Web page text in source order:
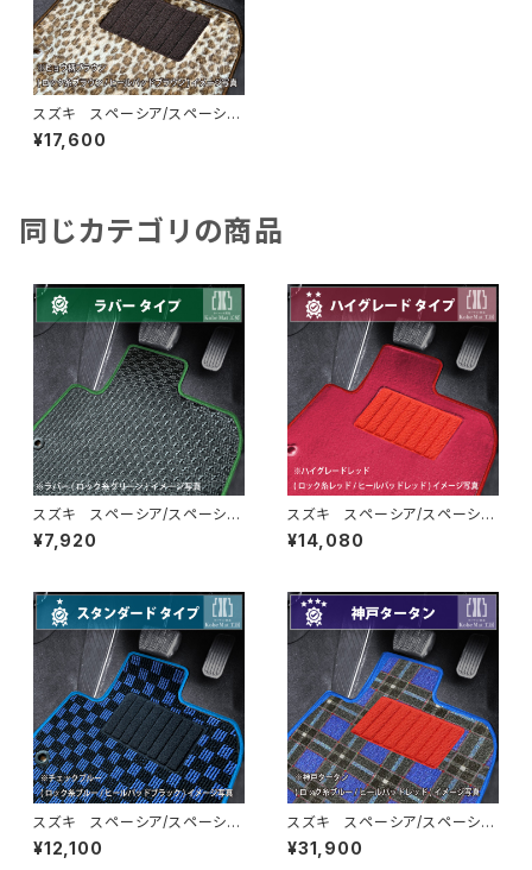
スズキ スペーシア/スペーシア
カスタム R5/11〜 MK54S・
MK94S フロアマット一式 カ
¥17,600
同じカテゴリの商品
スズキ スペーシア/スペーシア
カスタム R5/11〜 MK54S・
MK94S フロアマット一式 カ
¥7,920
スズキ スペーシア/スペーシア
カスタム R5/11〜 MK54S・
MK94S フロアマット一式 カ
¥14,080
スズキ スペーシア/スペーシア
カスタム R5/11〜 MK54S・
MK94S フロアマット一式 カ
¥12,100
スズキ スペーシア/スペーシア
カスタム R5/11〜 MK54S・
MK94S フロアマット一式 カ
¥31,900